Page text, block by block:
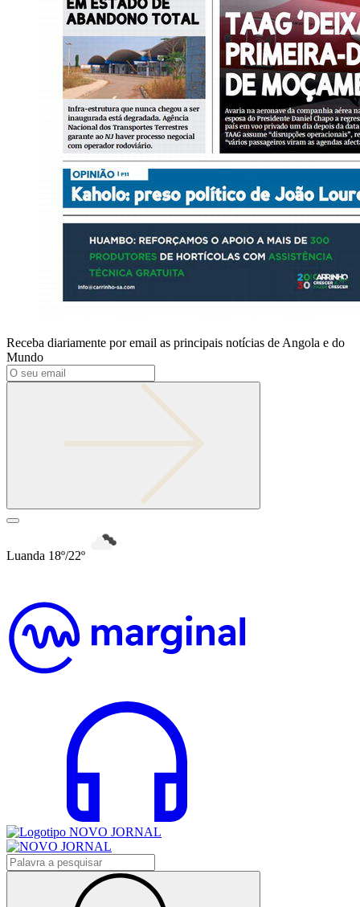
Receba diariamente por email as principais notícias de Angola e do
Mundo
Luanda 18º/22º